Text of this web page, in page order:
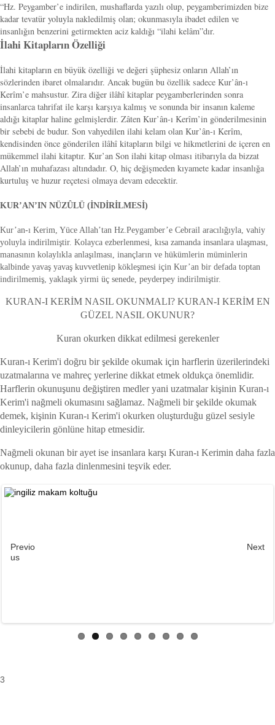
“Hz. Peygamber’e indirilen, mushaflarda yazılı olup, peygamberimizden bize
kadar tevatür yoluyla nakledilmiş olan; okunmasıyla ibadet edilen ve
insanlığın benzerini getirmekten aciz kaldığı “ilahi kelâm”dır.
İlahi Kitapların Özelliği
İlahi kitapların en büyük özelliği ve değeri şüphesiz onların Allah’ın
sözlerinden ibaret olmalarıdır. Ancak bugün bu özellik sadece Kur’ân-ı
Kerîm’e mahsustur. Zira diğer ilâhî kitaplar peygamberlerinden sonra
insanlarca tahrifat ile karşı karşıya kalmış ve sonunda bir insanın kaleme
aldığı kitaplar haline gelmişlerdir. Zâten Kur’ân-ı Kerîm’in gönderilmesinin
bir sebebi de budur. Son vahyedilen ilahi kelam olan Kur’ân-ı Kerîm,
kendisinden önce gönderilen ilâhî kitapların bilgi ve hikmetlerini de içeren en
mükemmel ilahi kitaptır. Kur’an Son ilahi kitap olması itibarıyla da bizzat
Allah’ın muhafazası altındadır. O, hiç değişmeden kıyamete kadar insanlığa
kurtuluş ve huzur reçetesi olmaya devam edecektir.
KUR’AN’IN NÜZÛLÜ (İNDİRİLMESİ)
Kur’an-ı Kerim, Yüce Allah’tan Hz.Peygamber’e Cebrail aracılığıyla, vahiy
yoluyla indirilmiştir. Kolayca ezberlenmesi, kısa zamanda insanlara ulaşması,
manasının kolaylıkla anlaşılması, inançların ve hükümlerin müminlerin
kalbinde yavaş yavaş kuvvetlenip kökleşmesi için Kur’an bir defada toptan
indirilmemiş, yaklaşık yirmi üç senede, peyderpey indirilmiştir.
KURAN-I KERİM NASIL OKUNMALI? KURAN-I KERİM EN
GÜZEL NASIL OKUNUR?
Kuran okurken dikkat edilmesi gerekenler
Kuran-ı Kerim'i doğru bir şekilde okumak için harflerin üzerilerindeki
uzatmalarına ve mahreç yerlerine dikkat etmek oldukça önemlidir.
Harflerin okunuşunu değiştiren medler yani uzatmalar kişinin Kuran-ı
Kerim'i nağmeli okumasını sağlamaz. Nağmeli bir şekilde okumak
demek, kişinin Kuran-ı Kerim'i okurken oluşturduğu güzel sesiyle
dinleyicilerin gönlüne hitap etmesidir.
Nağmeli okunan bir ayet ise insanlara karşı Kuran-ı Kerimin daha fazla
okunup, daha fazla dinlenmesini teşvik eder.
Previo
us
Next
3